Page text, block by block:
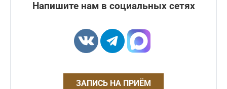
Напишите нам в социальных сетях
ЗАПИСЬ НА ПРИЁМ